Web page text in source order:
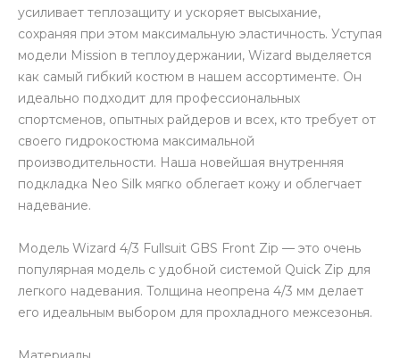
усиливает теплозащиту и ускоряет высыхание,
сохраняя при этом максимальную эластичность. Уступая
модели Mission в теплоудержании, Wizard выделяется
как самый гибкий костюм в нашем ассортименте. Он
идеально подходит для профессиональных
спортсменов, опытных райдеров и всех, кто требует от
своего гидрокостюма максимальной
производительности. Наша новейшая внутренняя
подкладка Neo Silk мягко облегает кожу и облегчает
надевание.
Модель Wizard 4/3 Fullsuit GBS Front Zip — это очень
популярная модель с удобной системой Quick Zip для
легкого надевания. Толщина неопрена 4/3 мм делает
его идеальным выбором для прохладного межсезонья.